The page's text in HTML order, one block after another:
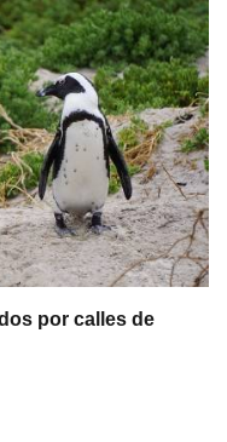
por calles de